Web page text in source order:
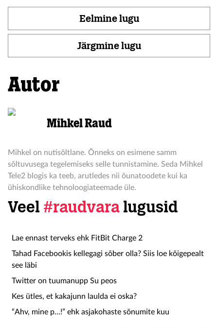
Eelmine lugu
Järgmine lugu
Autor
Mihkel Raud
Mihkel on nutisõltlane. Õnneks on esimene samm
sõltuvusega tegelemiseks selle tunnistamine. Seda Mihkel
Tele2 blogis ka teeb, arutledes nii õunatoodete kui ka
ühiskondlike tehnoloogiateemade üle.
Veel #raudvara lugusid
Lae ennast terveks ehk FitBit Charge 2
Tahad Facebookis kellegagi sõber olla? Siis loe kõigepealt
see läbi
Twitter on tuumanupp Su peos
Kes ütles, et kakajunn laulda ei oska?
“Ahv, mine p...!” ehk asjakohaste sõnumite kuu